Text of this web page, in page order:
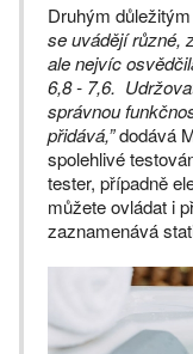
Druhým
se uvádějí různé,
ale nejvíc
6,8 - 7,6.
správnou
přidává,”dodává
spolehlivé
tester, případně
můžete ovládat i
zaznamenává